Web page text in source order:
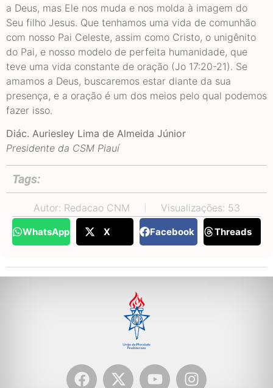
a Deus, mas Ele nos muda e nos molda à imagem do
Seu filho Jesus. Que tenhamos uma vida de comunhão
com nosso Pai Celeste, assim como Cristo, o unigênito
do Pai, e nosso modelo de perfeita humanidade, que
teve uma vida constante de oração (Jo 17:20-21). Se
amamos a Deus, buscaremos estar diante da sua
presença, e a oração é um dos meios pelo qual podemos
fazer isso.
Diác. Auriesley Lima de Almeida Júnior
Presidente da CSM Piauí
Tags:
Autor: Redacao CNM Visualizações: 53
WhatsApp X Facebook Threads